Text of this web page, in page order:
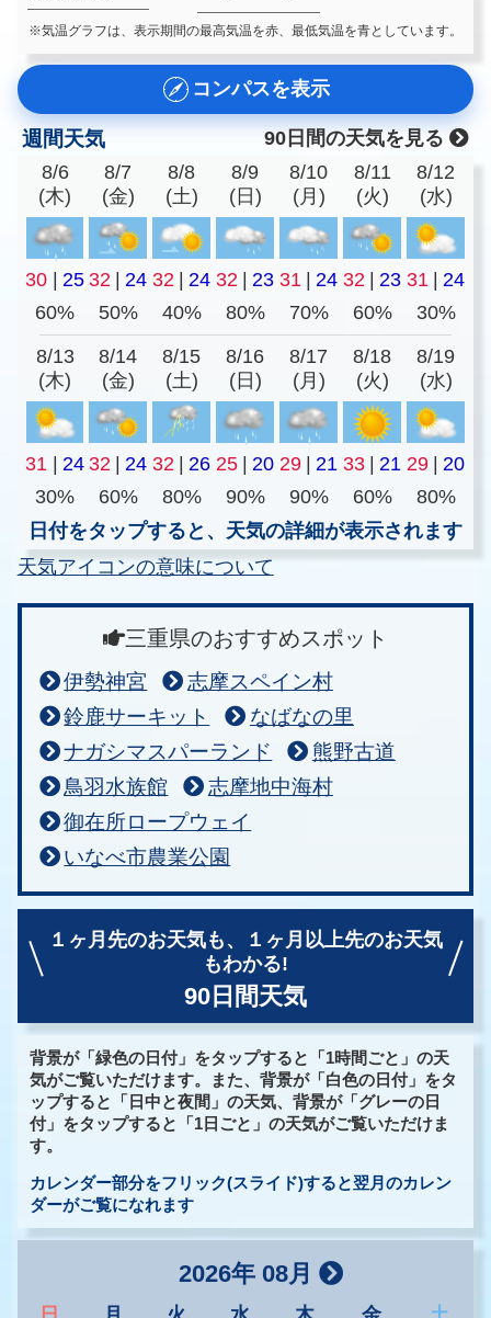
※気温グラフは、表示期間の最高気温を赤、最低気温を青としています。
コンパスを表示
週間天気
90日間の天気を見る
8/6
(木)
8/7
(金)
8/8
(土)
8/9
(日)
8/10
(月)
8/11
(火)
8/12
(水)
30 25 32 24 32 24 32 23 31 24 32 23 31
24
60%
50% 40% 80% 70% 60% 30%
8/13
(木)
8/14
(金)
8/15
(土)
8/16
(日)
8/17
(月)
8/18
(火)
8/19
(水)
31 24 32 24 32 26 25 20 29 21 33 21 29
20
30%
60% 80% 90% 90% 60%
80%
日付をタップすると、天気の詳細が表示されます
天気アイコンの意味について
三重県のおすすめスポット
伊勢神宮
志摩スペイン村
鈴鹿サーキット
なばなの里
ナガシマスパーランド
熊野古道
鳥羽水族館
志摩地中海村
御在所ロープウェイ
いなべ市農業公園
１ヶ月先のお天気も、
１ヶ月以上先のお天気
もわかる!
90日間天気
背景が「緑色の日付」をタップすると「1時間ごと」の天
気がご覧いただけます。また、背景が「白色の日付」をタ
ップすると「日中と夜間」の天気、背景が「グレーの日
付」をタップすると「1日ごと」の天気がご覧いただけま
す。
カレンダー部分をフリック(スライド)すると翌月のカレン
ダーがご覧になれます
2026年 08月